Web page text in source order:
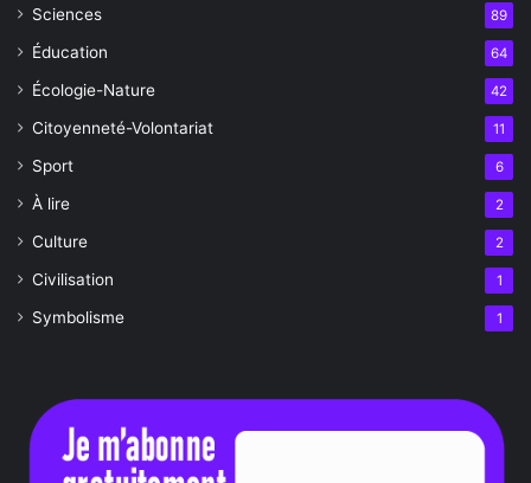
Sciences 89
Éducation 64
Écologie-Nature 42
Citoyenneté-Volontariat 11
Sport 6
À lire 2
Culture 2
Civilisation 1
Symbolisme 1